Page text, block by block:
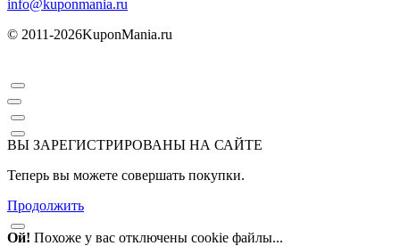
info@kuponmania.ru
© 2011-2026KuponMania.ru
ВЫ ЗАРЕГИСТРИРОВАНЫ НА САЙТЕ
Теперь вы можете совершать покупки.
Продолжить
Ой! Похоже у вас отключены cookie файлы...